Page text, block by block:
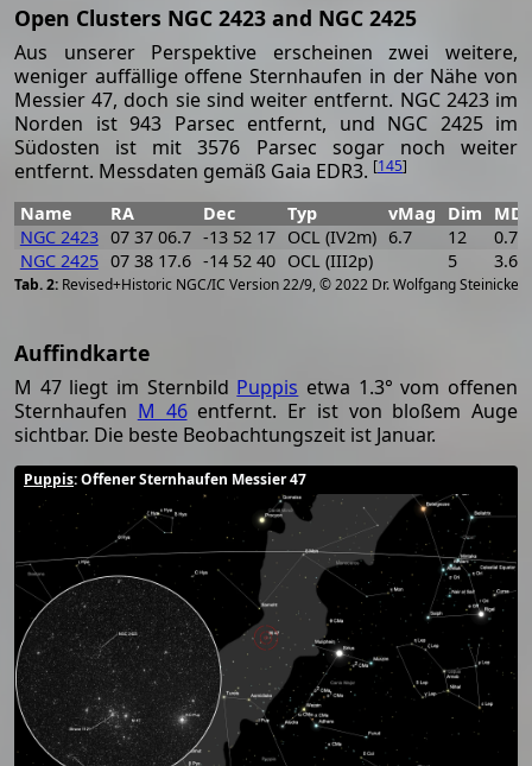
Open Clusters NGC 2423 and NGC 2425
Aus unserer Perspektive erscheinen zwei weitere,
weniger auffällige offene Sternhaufen in der Nähe von
Messier 47, doch sie sind weiter entfernt. NGC 2423 im
Norden ist 943 Parsec entfernt, und NGC 2425 im
Südosten ist mit 3576 Parsec sogar noch weiter
entfernt. Messdaten gemäß Gaia EDR3. [145]
Revised+Historic NGC/IC Version 22/9, © 2022 Dr. Wolfgang Steinicke
Name RA Dec Typ vMag Dim
MD
NGC 2423 07 37 06.7 -13 52 17 OCL (IV2m) 6.7 12
NGC 2425 07 38 17.6 -14 52 40 OCL (III2p) 5
Auffindkarte
M 47 liegt im Sternbild Puppis etwa 1.3° vom offenen
Sternhaufen M 46entfernt. Er ist von bloßem Auge
sichtbar. Die beste Beobachtungszeit ist Januar.
Puppis: Offener Sternhaufen Messier 47